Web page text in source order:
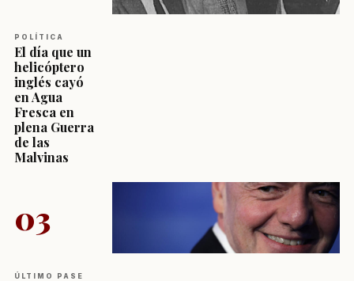
POLÍTICA
El día que un
helicóptero
inglés cayó
en Agua
Fresca en
plena Guerra
de las
Malvinas
03
ÚLTIMO PASE